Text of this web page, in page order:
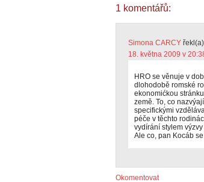
1 komentářů:
Simona CARCY
18. května 2009 v
HRO se věnuje v
dlohodobě romské
ekonomićkou
země. To, co
specifickými
péče v těchto
vydírání stylem
Ale co, pan Kocáb
Okomentovat